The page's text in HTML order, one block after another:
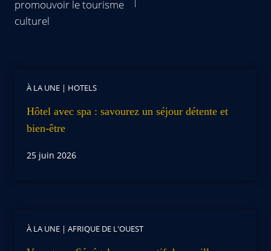
promouvoir le tourisme
culturel
À LA UNE | HOTELS
Hôtel avec spa : savourez un séjour détente et
bien-être
25 juin 2026
À LA UNE | AFRIQUE DE L'OUEST